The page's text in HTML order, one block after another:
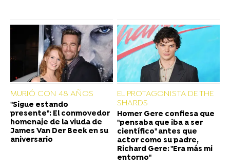
MURIÓ CON 48 AÑOS
"Sigue estando
presente": El conmovedor
homenaje de la viuda de
James Van Der Beek en su
aniversario
EL PROTAGONISTA DE THE
SHARDS
Homer Gere confiesa que
"pensaba que iba a ser
científico" antes que
actor como su padre,
Richard Gere: "Era más mi
entorno"